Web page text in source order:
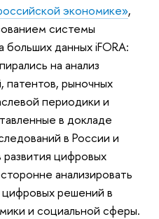
экономике»,
системы
больших данных iFORA:
на анализ
патентов, рыночных
периодики и
в докладе
в России и
цифровых
анализировать
решений в
и социальной сферы.